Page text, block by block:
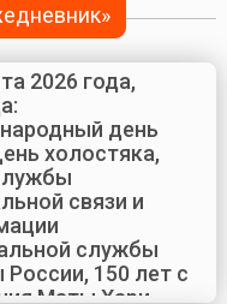
2026 года,
день
холостяка,
связи и
службы
России, 150 лет с
Маты Хари